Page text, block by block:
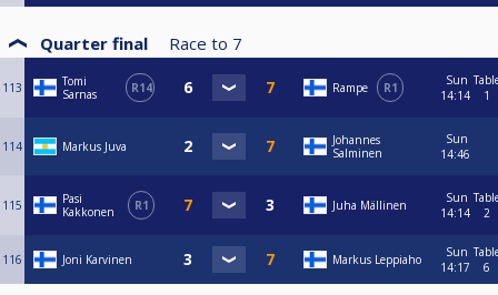
Quarter final Race to 7
113
Tomi
Sarnas
R14 Rampe R1
Sun
14:14
1
114 Markus Juva
Johannes
Salminen
Sun
14:46
115
Pasi
Kakkonen
R1 Juha Mällinen
Sun
14:14
2
116 Joni Karvinen Markus Leppiaho
Sun
14:17
6